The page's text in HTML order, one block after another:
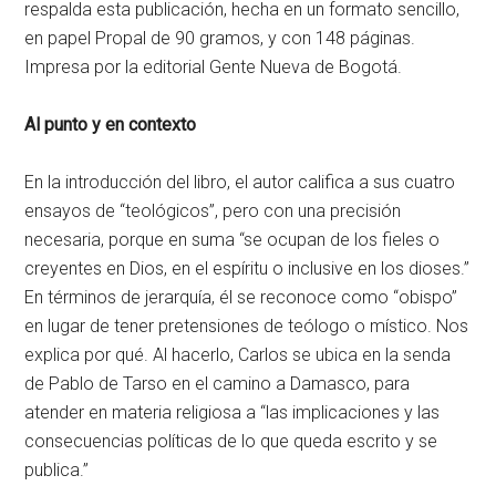
respalda esta publicación, hecha en un formato sencillo,
en papel Propal de 90 gramos, y con 148 páginas.
Impresa por la editorial Gente Nueva de Bogotá.
Al punto y en contexto
En la introducción del libro, el autor califica a sus cuatro
ensayos de “teológicos”, pero con una precisión
necesaria, porque en suma “se ocupan de los fieles o
creyentes en Dios, en el espíritu o inclusive en los dioses.”
En términos de jerarquía, él se reconoce como “obispo”
en lugar de tener pretensiones de teólogo o místico. Nos
explica por qué. Al hacerlo, Carlos se ubica en la senda
de Pablo de Tarso en el camino a Damasco, para
atender en materia religiosa a “las implicaciones y las
consecuencias políticas de lo que queda escrito y se
publica.”